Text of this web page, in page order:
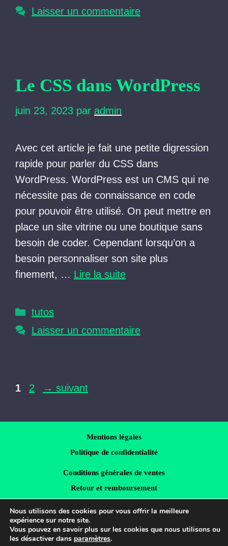
Laisser un commentaire
Le CSS dans WordPress
juin 23, 2023 par admin
Avec cet article je fait une petite digression
rapide pour parler du CSS dans
WordPress. WordPress est un CMS qui ne
nécessite pas de connaissance en code
pour pouvoir être utilisé. On peut mettre en
place un site vitrine ou une boutique sans
besoin de coder. Cependant lorsqu’on a
besoin personnaliser son site plus
finement, … Lire la suite
Catégories
tutos
Laisser un commentaire
Page
1 Page
2 → suivant
Mentions légales
Politique de confidentialité
Conditions générales de ventes
Retour et remboursement
Crédits images
LinkedIn
Nous utilisons des cookies pour vous offrir la meilleure
expérience sur notre site.
Vous pouvez en savoir plus sur les cookies que nous utilisons ou
les désactiver dans paramètres.